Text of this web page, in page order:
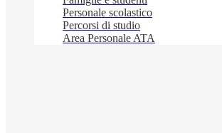
Personale scolastico
Percorsi di studio
Area Personale ATA